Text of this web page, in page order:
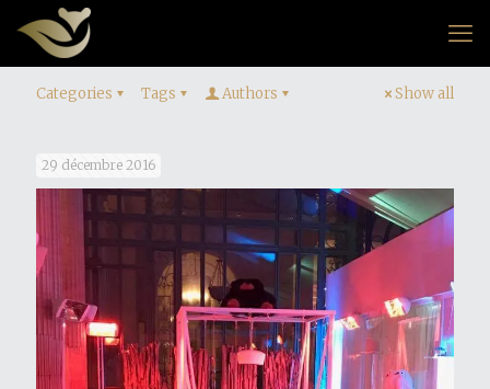
Categories Tags Authors Show all
29 décembre 2016